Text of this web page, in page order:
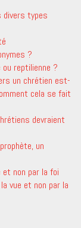
divers types
?
reptilienne ?
un chrétien est-
cela se fait
devraient
un
et non par la foi
vue et non par la